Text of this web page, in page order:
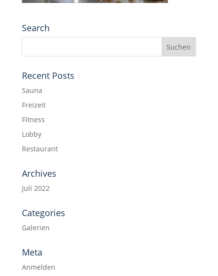
Search
Recent Posts
Sauna
Freizeit
Fitness
Lobby
Restaurant
Archives
Juli 2022
Categories
Galerien
Meta
Anmelden